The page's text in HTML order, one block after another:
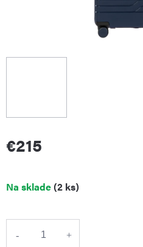
€215
Jednotková
cena:
Na sklade(2 ks)